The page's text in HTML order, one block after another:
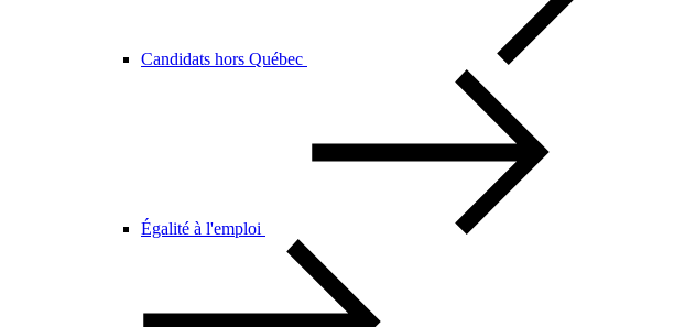
Candidats hors Québec
Égalité à l'emploi